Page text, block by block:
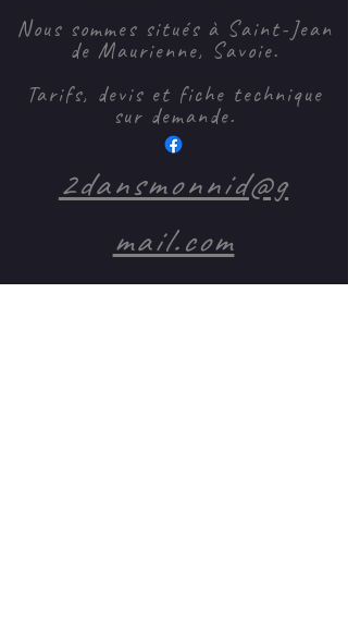
Nous sommes situés à Saint-Jean
de Maurienne, Savoie.
Tarifs, devis et fiche technique
sur demande.
2dansmonnid@g
mail.com
+33678376057